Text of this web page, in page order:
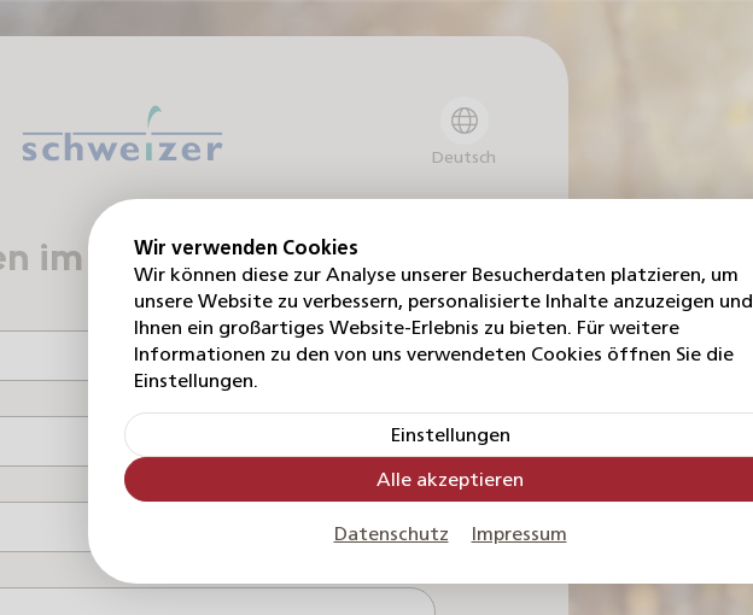
Deutsch
im Händlerportal
Nachname *
Ort *
Wir verwenden Cookies
Wir können diese zur Analyse unserer Besucherdaten platzieren, um
unsere Website zu verbessern, personalisierte Inhalte anzuzeigen und
Ihnen ein großartiges Website-Erlebnis zu bieten. Für weitere
Informationen zu den von uns verwendeten Cookies öffnen Sie die
Einstellungen.
Einstellungen
Alle akzeptieren
Datenschutz Impressum